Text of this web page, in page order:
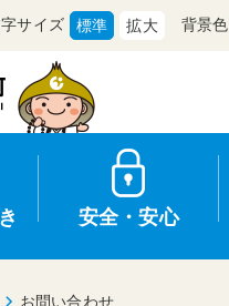
安全・安心
サイズ 標準 拡大 背景色
お問い合わせ